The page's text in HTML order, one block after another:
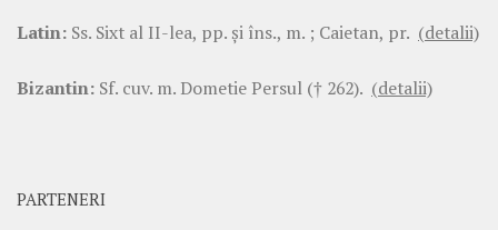
Latin: Ss. Sixt al II-lea, pp. şi îns., m. ; Caietan, pr. (detalii)
Bizantin: Sf. cuv. m. Dometie Persul († 262). (detalii)
PARTENERI